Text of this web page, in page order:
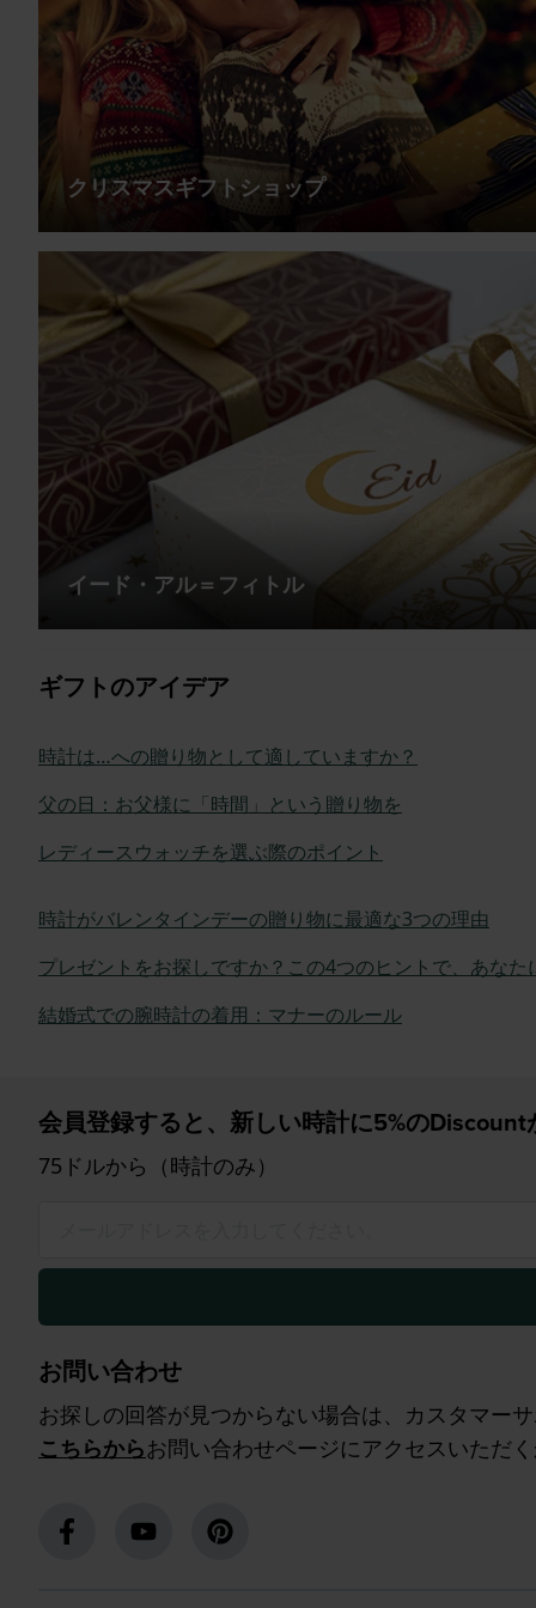
クリスマスギフトショップ
イード・アル＝フィトル
ギフトのアイデア
時計は…への贈り物として適していますか？
父の日：お父様に「時間」という贈り物を
レディースウォッチを選ぶ際のポイント
時計がバレンタインデーの贈り物に最適な3つの理由
プレゼントをお探しですか？この4つのヒントで、あな
結婚式での腕時計の着用：マナーのルール
会員登録すると、新しい時計に5%の
75ドルから（時計のみ）
お問い合わせ
お探しの回答が見つからない場合は、カスタマー
こちらからお問い合わせページにアクセスいただ